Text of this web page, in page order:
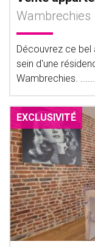
Wambrechies
Découvrez ce bel
sein d'une
Wambrechies. ......
EXCLUSIVITÉ